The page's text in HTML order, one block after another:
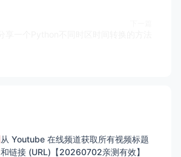
从 Youtube 在线频道获取所有视频标题
和链接 (URL)【20260702亲测有效】